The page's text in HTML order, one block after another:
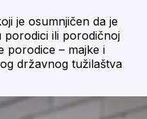
je osumnjičen da je
porodici ili porodičnoj
porodice – majke i
državnog tužilaštva